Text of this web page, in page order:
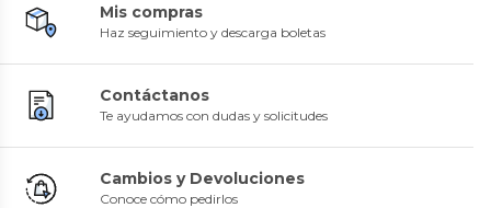
Mis compras
Haz seguimiento y descarga boletas
Contáctanos
Te ayudamos con dudas y solicitudes
Cambios y Devoluciones
Conoce cómo pedirlos